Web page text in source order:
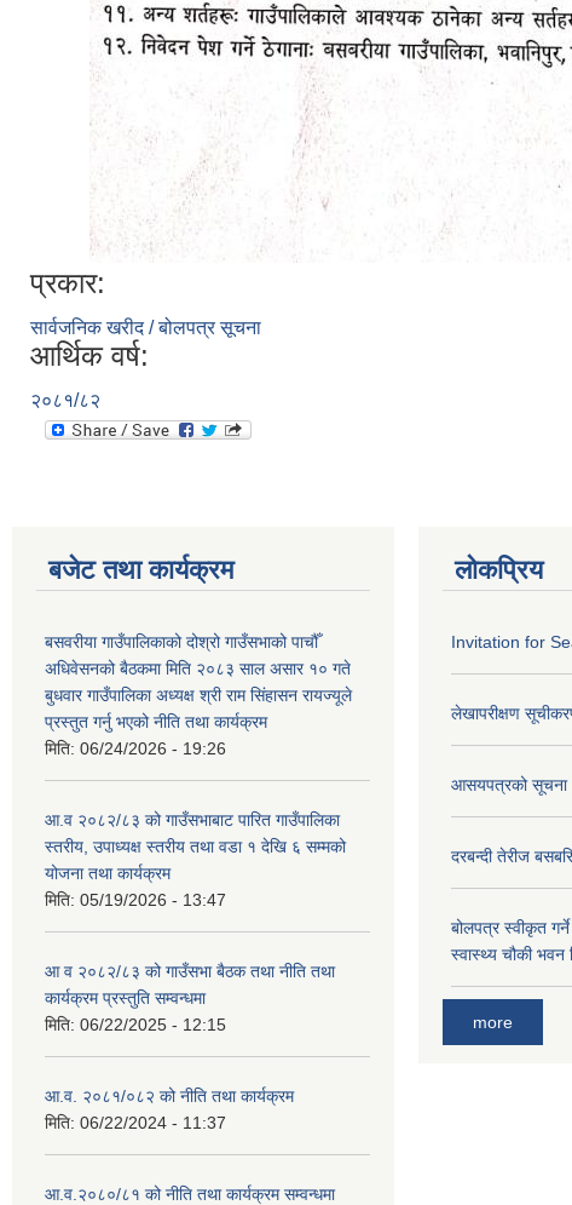
प्रकार:
सार्वजनिक खरीद / बोलपत्र सूचना
आर्थिक वर्ष:
२०८१/८२
बजेट तथा कार्यक्रम
बसवरीया गाउँपालिकाको दोश्रो गाउँसभाको पाचौँ
अधिवेसनको बैठकमा मिति २०८३ साल असार १० गते
बुधवार गाउँपालिका अध्यक्ष श्री राम सिंहासन रायज्यूले
प्रस्तुत गर्नु भएको नीति तथा कार्यक्रम
मिति: 06/24/2026 - 19:26
आ.व २०८२/८३ को गाउँसभाबाट पारित गाउँपालिका
स्तरीय, उपाध्यक्ष स्तरीय तथा वडा १ देखि ६ सम्मको
योजना तथा कार्यक्रम
मिति: 05/19/2026 - 13:47
आ व २०८२/८३ को गाउँसभा बैठक तथा नीति तथा
कार्यक्रम प्रस्तुति सम्वन्धमा
मिति: 06/22/2025 - 12:15
आ.व. २०८१/०८२ को नीति तथा कार्यक्रम
मिति: 06/22/2024 - 11:37
आ.व.२०८०/८१ को नीति तथा कार्यक्रम सम्वन्धमा
लोकप्रिय
Invitation for
लेखापरीक्षण
आसयपत्रको सूचना
दरबन्दी तेरीज
बोलपत्र स्वीकृत
स्वास्थ्य चौकी भवन
more